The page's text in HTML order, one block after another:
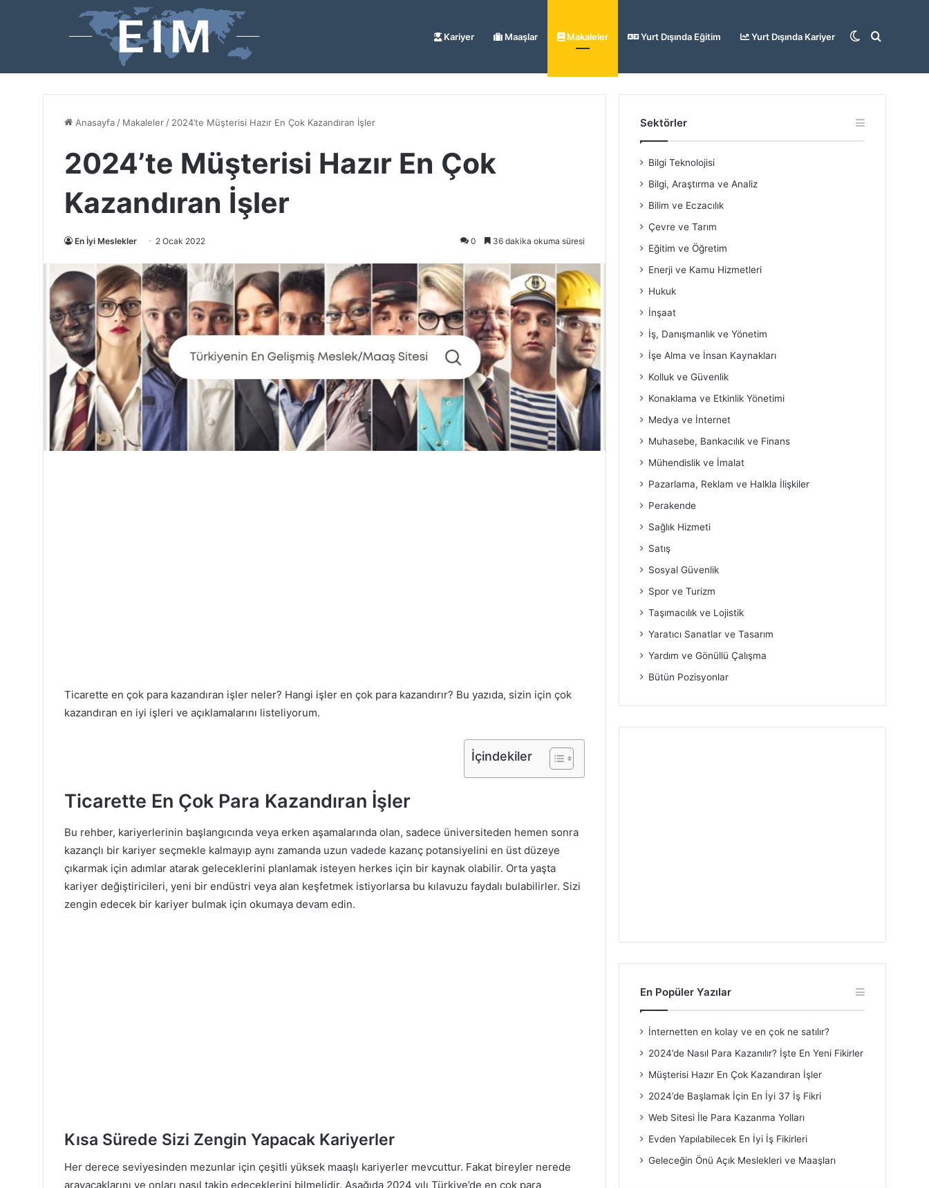
Kariyer Maaşlar Makaleler Yurt Dışında Eğitim Yurt Dışında Kariyer Arama
Dış
Anasayfa / Makaleler / 2024’te Müşterisi Hazır En Çok Kazandıran İşler
2024’te Müşterisi Hazır En Çok
Kazandıran İşler
En İyi Meslekler 2 Ocak 2022 0 36 dakika okuma süresi
Ticarette en çok para kazandıran işler neler? Hangi işler en çok para kazandırır? Bu yazıda, sizin için çok
kazandıran en iyi işleri ve açıklamalarını listeliyorum.
İçindekiler
Ticarette En Çok Para Kazandıran İşler
Bu rehber, kariyerlerinin başlangıcında veya erken aşamalarında olan, sadece üniversiteden hemen sonra
kazançlı bir kariyer seçmekle kalmayıp aynı zamanda uzun vadede kazanç potansiyelini en üst düzeye
çıkarmak için adımlar atarak geleceklerini planlamak isteyen herkes için bir kaynak olabilir. Orta yaşta
kariyer değiştiricileri, yeni bir endüstri veya alan keşfetmek istiyorlarsa bu kılavuzu faydalı bulabilirler. Sizi
zengin edecek bir kariyer bulmak için okumaya devam edin.
Kısa Sürede Sizi Zengin Yapacak Kariyerler
Her derece seviyesinden mezunlar için çeşitli yüksek maaşlı kariyerler mevcuttur. Fakat bireyler nerede
arayacaklarını ve onları nasıl takip edeceklerini bilmelidir. Aşağıda 2024 yılı Türkiye’de en çok para
Sektörler
Bilgi Teknolojisi
Bilgi, Araştırma ve Analiz
Bilim ve Eczacılık
Çevre ve Tarım
Eğitim ve Öğretim
Enerji ve Kamu Hizmetleri
Hukuk
İnşaat
İş, Danışmanlık ve Yönetim
İşe Alma ve İnsan Kaynakları
Kolluk ve Güvenlik
Konaklama ve Etkinlik Yönetimi
Medya ve İnternet
Muhasebe, Bankacılık ve Finans
Mühendislik ve İmalat
Pazarlama, Reklam ve Halkla İlişkiler
Perakende
Sağlık Hizmeti
Satış
Sosyal Güvenlik
Spor ve Turizm
Taşımacılık ve Lojistik
Yaratıcı Sanatlar ve Tasarım
Yardım ve Gönüllü Çalışma
Bütün Pozisyonlar
En Popüler Yazılar
İnternetten en kolay ve en çok ne satılır?
2024’de Nasıl Para Kazanılır? İşte En Yeni Fikirler
Müşterisi Hazır En Çok Kazandıran İşler
2024’de Başlamak İçin En İyi 37 İş Fikri
Web Sitesi İle Para Kazanma Yolları
Evden Yapılabilecek En İyi İş Fikirleri
Geleceğin Önü Açık Meslekleri ve Maaşları